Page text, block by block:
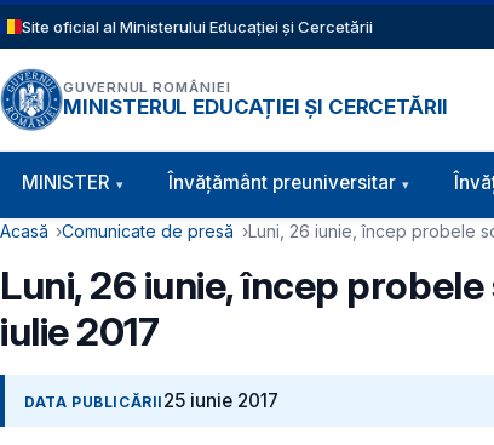
Sari la conținutul principal
Site oficial al Ministerului Educației și Cercetării
GUVERNUL ROMÂNIEI
MINISTERUL EDUCAȚIEI ȘI CERCETĂRII
Navigație principală
MINISTER Învăţământ preuniversitar
Cale de navigare
Acasă Comunicate de presă Luni, 26 iunie, încep probele
Luni, 26 iunie, încep
iulie 2017
DATA PUBLICĂRII 25 iunie 2017